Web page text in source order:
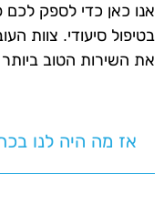
אנו כאן כדי לספק לכם
בטיפול סיעודי. צוות
את השירות הטוב
אז מה היה לנו